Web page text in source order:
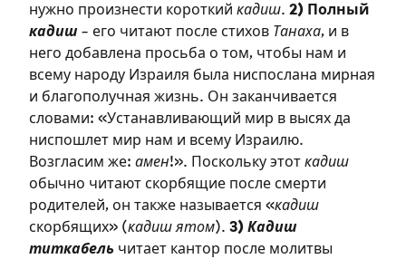
нужно произнести короткий кадиш. 2) Полный
кадиш – его читают после стихов Танаха, и в
него добавлена просьба о том, чтобы нам и
всему народу Израиля была ниспослана мирная
и благополучная жизнь. Он заканчивается
словами: «Устанавливающий мир в высях да
ниспошлет мир нам и всему Израилю.
Возгласим же: амен!». Поскольку этот кадиш
обычно читают скорбящие после смерти
родителей, он также называется «кадиш
скорбящих» (кадиш ятом). 3) Кадиш
титкабель читает кантор после молитвы
на сайте
Чтобы делать пометки на сайте,
необходимо зарегистрироваться.
Подписаться Войти